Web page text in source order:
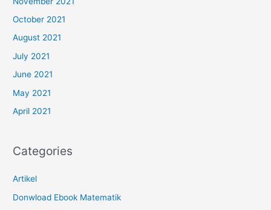
October 2021
August 2021
July 2021
June 2021
May 2021
April 2021
Categories
Artikel
Donwload Ebook Matematik